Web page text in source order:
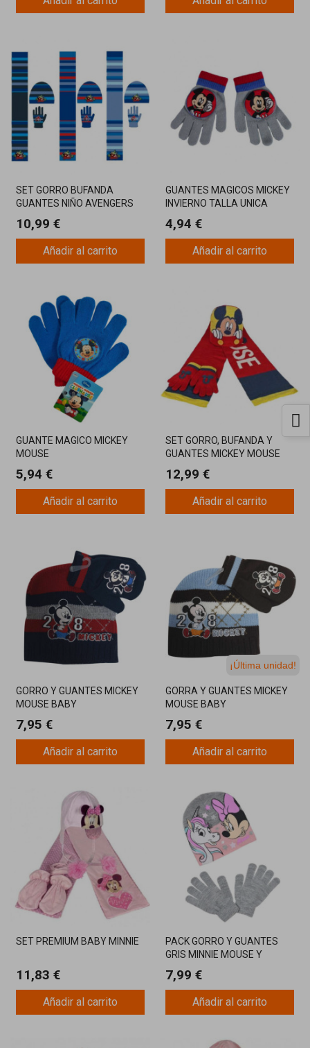
SET GORRO BUFANDA
GUANTES NIÑO AVENGERS
10,99 €
Añadir al carrito
GUANTES MAGICOS MICKEY
INVIERNO TALLA UNICA
4,94 €
Añadir al carrito
GUANTE MAGICO MICKEY
MOUSE
5,94 €
Añadir al carrito
SET GORRO, BUFANDA Y
GUANTES MICKEY MOUSE
12,99 €
Añadir al carrito
GORRO Y GUANTES MICKEY
MOUSE BABY
7,95 €
Añadir al carrito
¡Última unidad!
GORRA Y GUANTES MICKEY
MOUSE BABY
7,95 €
Añadir al carrito
SET PREMIUM BABY MINNIE
11,83 €
Añadir al carrito
PACK GORRO Y GUANTES
GRIS MINNIE MOUSE Y
7,99 €
Añadir al carrito